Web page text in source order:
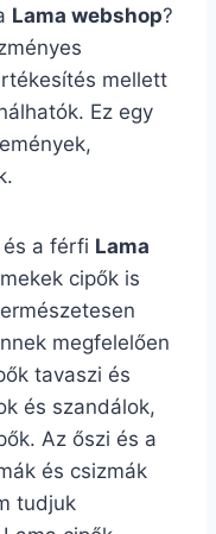
Lama webshop?
mellett
Ez egy
a férfi Lama
cipők is
megfelelően
tavaszi és
és szandálok,
Az őszi és a
és csizmák
tudjuk